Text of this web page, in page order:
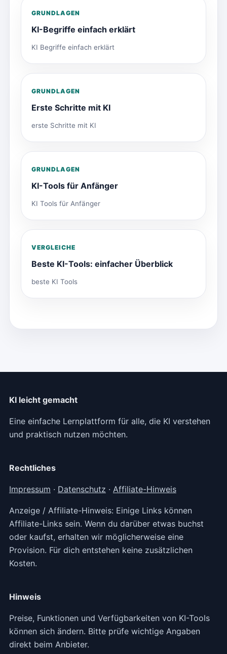
GRUNDLAGEN
KI-Begriffe einfach erklärt
KI Begriffe einfach erklärt
GRUNDLAGEN
Erste Schritte mit KI
erste Schritte mit KI
GRUNDLAGEN
KI-Tools für Anfänger
KI Tools für Anfänger
VERGLEICHE
Beste KI-Tools: einfacher Überblick
beste KI Tools
KI leicht gemacht
Eine einfache Lernplattform für alle, die KI verstehen
und praktisch nutzen möchten.
Rechtliches
Impressum · Datenschutz · Affiliate-Hinweis
Anzeige / Affiliate-Hinweis: Einige Links können
Affiliate-Links sein. Wenn du darüber etwas buchst
oder kaufst, erhalten wir möglicherweise eine
Provision. Für dich entstehen keine zusätzlichen
Kosten.
Hinweis
Preise, Funktionen und Verfügbarkeiten von KI-Tools
können sich ändern. Bitte prüfe wichtige Angaben
direkt beim Anbieter.